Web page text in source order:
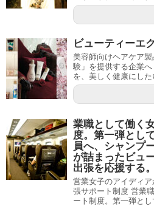
ビューティーエ
美容師向けヘアケア
験」を提供する企業
を、美しく健康にし
業職として働く
度。第一弾とし
員へ、シャンプ
が詰まったビュ
出張を応援する。
営業女子のアイディ
張サポート制度 営業
ート制度。第一弾と